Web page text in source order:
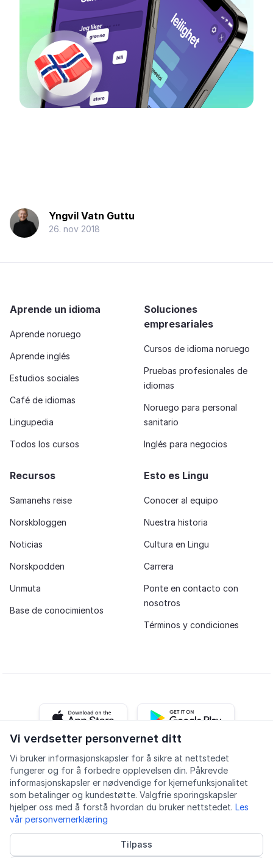
Yngvil Vatn Guttu
26. nov 2018
Vi verdsetter personvernet ditt
Vi bruker informasjonskapsler for å sikre at nettstedet
fungerer og for å forbedre opplevelsen din. Påkrevde
informasjonskapsler er nødvendige for kjernefunksjonalitet
som betalinger og kundestøtte. Valgfrie sporingskapsler
hjelper oss med å forstå hvordan du bruker nettstedet. Les
vår personvernerklæring
Tilpass
Aprende un idioma
Aprende noruego
Aprende inglés
Estudios sociales
Café de idiomas
Lingupedia
Todos los cursos
Soluciones
empresariales
Cursos de idioma noruego
Pruebas profesionales de
idiomas
Noruego para personal
sanitario
Inglés para negocios
Recursos
Samanehs reise
Norskbloggen
Noticias
Norskpodden
Unmuta
Base de conocimientos
Esto es Lingu
Conocer al equipo
Nuestra historia
Cultura en Lingu
Carrera
Ponte en contacto con
nosotros
Términos y condiciones
iOS app Android app
FacebookInstagram
YoutubeLinkedIn
Informasjonskapsler